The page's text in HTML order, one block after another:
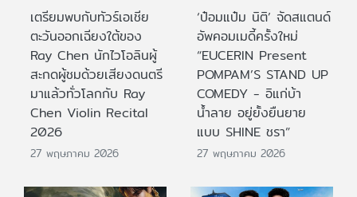
เตรียมพบกับทัวร์เอเชีย
ตะวันออกเฉียงใต้ของ
Ray Chen นักไวโอลินผู้
สะกดผู้ชมด้วยเสียงดนตรี
มาแล้วทั่วโลกกับ Ray
Chen Violin Recital
2026
27 พฤษภาคม 2026
‘ป๋อมแป๋ม นิติ’ จัดสแตนด์
อัพคอมเมดี้ครั้งใหม่
“EUCERIN Present
POMPAM’S STAND UP
COMEDY - อิแก่บ้า
น้ำลาย อยู่ยั้งยืนยาย
แบบ SHINE ชรา”
27 พฤษภาคม 2026